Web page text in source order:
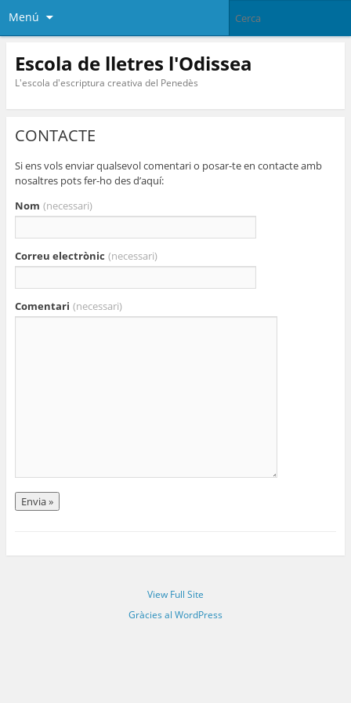
Menú
Escola de lletres l'Odissea
L'escola d'escriptura creativa del Penedès
CONTACTE
Si ens vols enviar qualsevol comentari o posar-te en contacte amb
nosaltres pots fer-ho des d’aquí:
Nom (necessari)
Correu electrònic (necessari)
Comentari (necessari)
View Full Site
Gràcies al WordPress